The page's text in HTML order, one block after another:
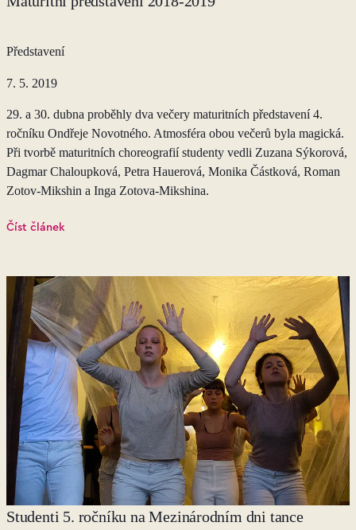
Představení
7. 5. 2019
29. a 30. dubna proběhly dva večery maturitních představení 4.
ročníku Ondřeje Novotného. Atmosféra obou večerů byla magická.
Při tvorbě maturitních choreografií studenty vedli Zuzana Sýkorová,
Dagmar Chaloupková, Petra Hauerová, Monika Částková, Roman
Zotov-Mikshin a Inga Zotova-Mikshina.
Číst článek
Studenti 5. ročníku na Mezinárodním dni tance